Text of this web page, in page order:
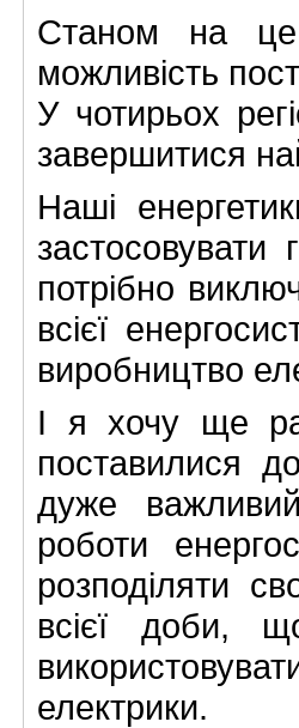
Станом на
можливість
У чотирьох
завершитися
Наші
застосовувати
потрібно
всієї
виробництво
І я хочу ще
поставилися
дуже
роботи
розподіляти
всієї доби,
електрики.